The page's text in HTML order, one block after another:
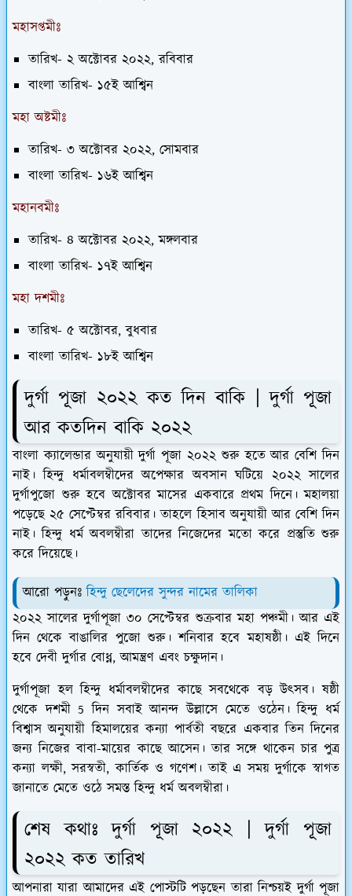
মহাসপ্তমীঃ
তারিখ- ২ অক্টোবর ২০২২, রবিবার
বাংলা তারিখ- ১৫ই আশ্বিন
মহা অষ্টমীঃ
তারিখ- ৩ অক্টোবর ২০২২, সোমবার
বাংলা তারিখ- ১৬ই আশ্বিন
মহানবমীঃ
তারিখ- ৪ অক্টোবর ২০২২, মঙ্গলবার
বাংলা তারিখ- ১৭ই আশ্বিন
মহা দশমীঃ
তারিখ- ৫ অক্টোবর, বুধবার
বাংলা তারিখ- ১৮ই আশ্বিন
দুর্গা পূজা ২০২২ কত দিন বাকি | দুর্গা পূজা
আর কতদিন বাকি ২০২২
বাংলা ক্যালেন্ডার অনুযায়ী দুর্গা পূজা ২০২২ শুরু হতে আর বেশি দিন
নাই। হিন্দু ধর্মাবলম্বীদের অপেক্ষার অবসান ঘটিয়ে ২০২২ সালের
দুর্গাপুজো শুরু হবে অক্টোবর মাসের একবারে প্রথম দিনে। মহালয়া
পড়েছে ২৫ সেপ্টেম্বর রবিবার। তাহলে হিসাব অনুযায়ী আর বেশি দিন
নাই। হিন্দু ধর্ম অবলম্বীরা তাদের নিজেদের মতো করে প্রস্তুতি শুরু
করে দিয়েছে।
আরো পড়ুনঃ হিন্দু ছেলেদের সুন্দর নামের তালিকা
২০২২ সালের দুর্গাপূজা ৩০ সেপ্টেম্বর শুক্রবার মহা পঞ্চমী। আর এই
দিন থেকে বাঙালির পুজো শুরু। শনিবার হবে মহাষষ্ঠী। এই দিনে
হবে দেবী দুর্গার বোধ্ন, আমন্ত্রণ এবং চক্ষুদান।
দুর্গাপূজা হল হিন্দু ধর্মাবলম্বীদের কাছে সবথেকে বড় উৎসব। ষষ্ঠী
থেকে দশমী 5 দিন সবাই আনন্দ উল্লাসে মেতে ওঠেন। হিন্দু ধর্ম
বিশ্বাস অনুযায়ী হিমালয়ের কন্যা পার্বতী বছরে একবার তিন দিনের
জন্য নিজের বাবা-মায়ের কাছে আসেন। তার সঙ্গে থাকেন চার পুত্র
কন্যা লক্ষী, সরস্বতী, কার্তিক ও গণেশ। তাই এ সময় দুর্গাকে স্বাগত
জানাতে মেতে ওঠে সমস্ত হিন্দু ধর্ম অবলম্বীরা।
শেষ কথাঃ দুর্গা পূজা ২০২২ | দুর্গা পূজা
২০২২ কত তারিখ
আপনারা যারা আমাদের এই পোস্টটি পড়ছেন তারা নিশ্চয়ই দুর্গা পূজা